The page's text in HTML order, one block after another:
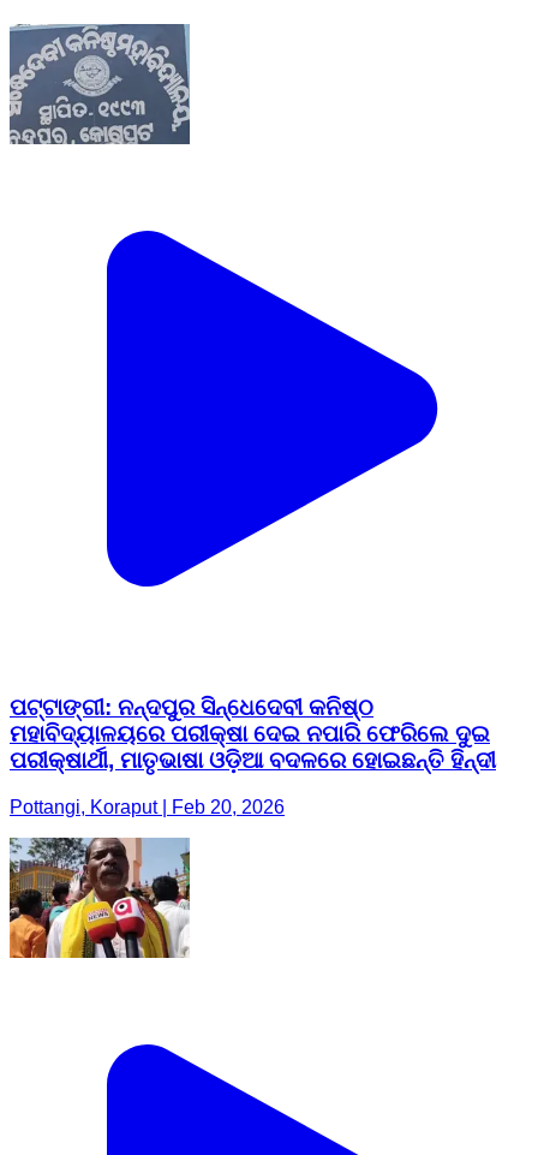
ପଟ୍ଟାଙ୍ଗୀ: ନନ୍ଦପୁର ସିନ୍ଧେଦେବୀ କନିଷ୍ଠ
ମହାବିଦ୍ୟାଳୟରେ ପରୀକ୍ଷା ଦେଇ ନପାରି ଫେରିଲେ ଦୁଇ
ପରୀକ୍ଷାର୍ଥୀ, ମାତୃଭାଷା ଓଡ଼ିଆ ବଦଳରେ ହୋଇଛନ୍ତି ହିନ୍ଦୀ
Pottangi, Koraput | Feb 20, 2026